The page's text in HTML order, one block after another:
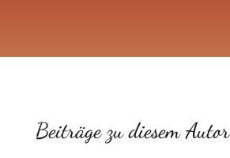
Beiträge zu diesem Autor